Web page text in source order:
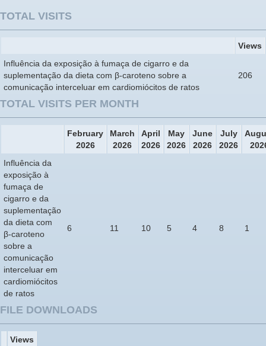
TOTAL VISITS
Views
Influência da exposição à fumaça de cigarro e da
suplementação da dieta com β-caroteno sobre a
comunicação interceluar em cardiomiócitos de ratos
206
TOTAL VISITS PER MONTH
February
2026
March
2026
April
2026
May
2026
June
2026
July
2026
Influência da
exposição à
fumaça de
cigarro e da
suplementação
da dieta com
β-caroteno
sobre a
comunicação
interceluar em
cardiomiócitos
de ratos
6 11 10 5 4 8 1
FILE DOWNLOADS
Views